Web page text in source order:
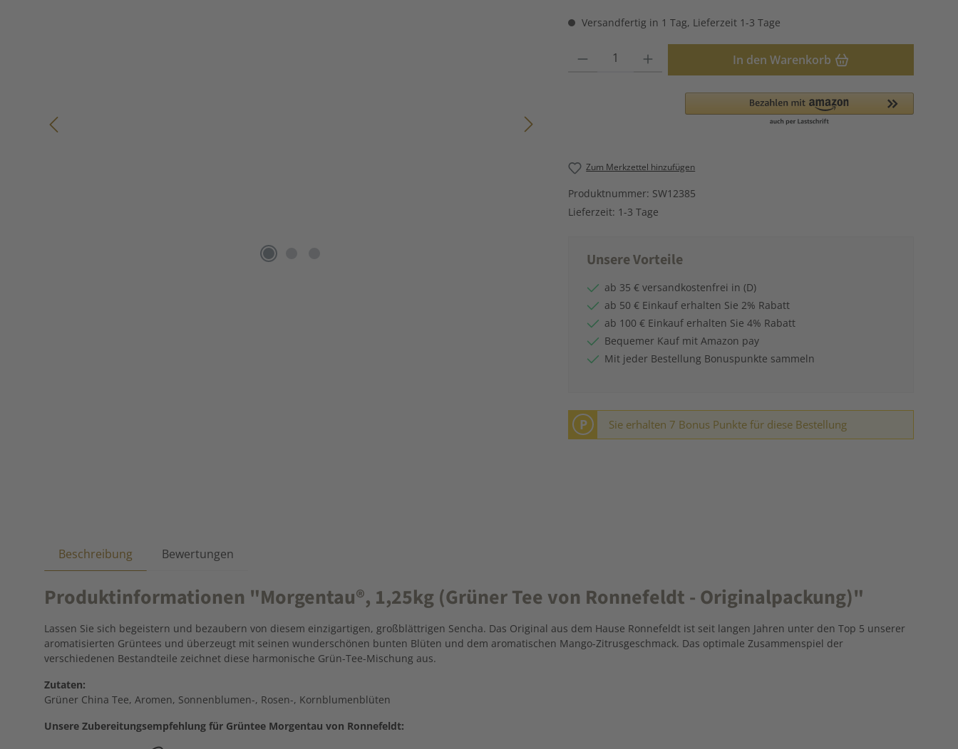
Versandfertig in 1 Tag, Lieferzeit 1-3 Tage
Produkt Anzahl: Gib den gewünschten Wert ein oder benutze die Schaltflächen
In den Warenkorb
Zum Merkzettel hinzufügen
Produktnummer: SW12385
Lieferzeit: 1-3 Tage
Unsere Vorteile
ab 35 € versandkostenfrei in (D)
ab 50 € Einkauf erhalten Sie 2% Rabatt
ab 100 € Einkauf erhalten Sie 4% Rabatt
Bequemer Kauf mit Amazon pay
Mit jeder Bestellung Bonuspunkte sammeln
P Sie erhalten 7 Bonus Punkte für diese Bestellung
Beschreibung Bewertungen
Produktinformationen "Morgentau®, 1,25kg (Grüner Tee von Ronnefeldt - Originalpackung)"
Lassen Sie sich begeistern und bezaubern von diesem einzigartigen, großblättrigen Sencha. Das Original aus dem Hause Ronnefeldt ist seit langen Jahren unter den Top 5 unserer
aromatisierten Grüntees und überzeugt mit seinen wunderschönen bunten Blüten und dem aromatischen Mango-Zitrusgeschmack. Das optimale Zusammenspiel der
verschiedenen Bestandteile zeichnet diese harmonische Grün-Tee-Mischung aus.
Zutaten:
Grüner China Tee, Aromen, Sonnenblumen-, Rosen-, Kornblumenblüten
Unsere Zubereitungsempfehlung für Grüntee Morgentau von Ronnefeldt: